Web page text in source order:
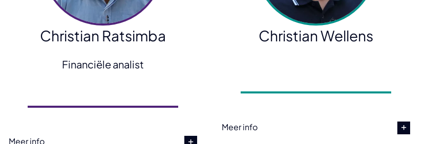
Christian Ratsimba
Financiële analist
Meer info
Christian Wellens
Meer info